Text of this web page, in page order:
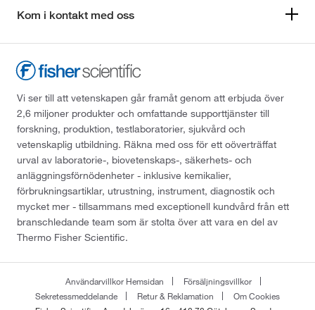
Kom i kontakt med oss
Vi ser till att vetenskapen går framåt genom att erbjuda över
2,6 miljoner produkter och omfattande supporttjänster till
forskning, produktion, testlaboratorier, sjukvård och
vetenskaplig utbildning. Räkna med oss för ett oöverträffat
urval av laboratorie-, biovetenskaps-, säkerhets- och
anläggningsförnödenheter - inklusive kemikalier,
förbrukningsartiklar, utrustning, instrument, diagnostik och
mycket mer - tillsammans med exceptionell kundvård från ett
branschledande team som är stolta över att vara en del av
Thermo Fisher Scientific.
Användarvillkor Hemsidan
Försäljningsvillkor
Sekretessmeddelande
Retur & Reklamation
Om Cookies